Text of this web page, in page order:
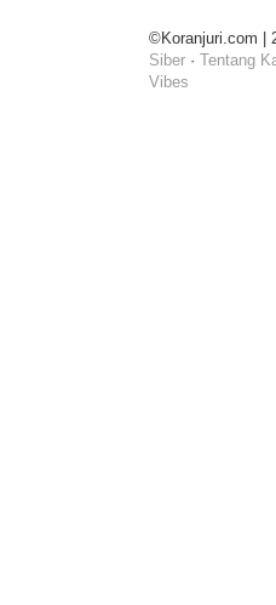
©Koranjuri.com |
Siber ·Tentang
Vibes